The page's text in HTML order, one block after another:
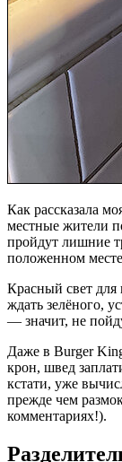
Как рассказала
местные жители
пройдут лишние
положенном
Красный свет для
ждать зелёного,
— значит, не
Даже в Burger
крон, швед
кстати, уже
прежде чем
комментариях!).